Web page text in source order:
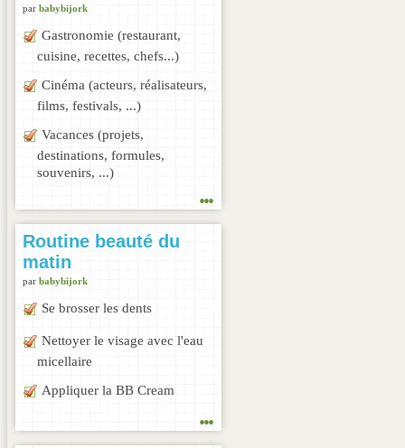
par babybijork
Gastronomie (restaurant,
cuisine, recettes, chefs...)
Cinéma (acteurs, réalisateurs,
films, festivals, ...)
Vacances (projets,
destinations, formules,
souvenirs, ...)
...
Routine beauté du
matin
par babybijork
Se brosser les dents
Nettoyer le visage avec l'eau
micellaire
Appliquer la BB Cream
...